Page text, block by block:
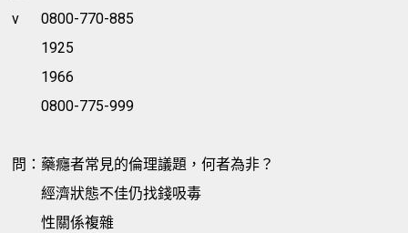
v
0800-770-885
1925
1966
0800-775-999
問：藥癮者常見的倫理議題，何者為非？
經濟狀態不佳仍找錢吸毒
性關係複雜